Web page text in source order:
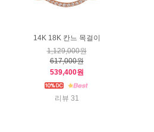
14K 18K 칸느 목걸이
1,129,000원
617,000원
539,400원
리뷰 31